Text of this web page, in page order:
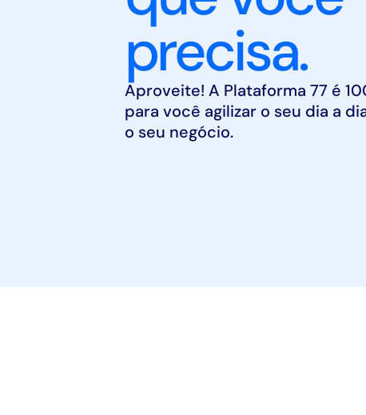
precisa.
Aproveite! A Plataforma 77 é
para você agilizar o seu dia a
o seu negócio.